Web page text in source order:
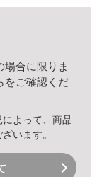
場合に限りま
をご確認くだ
よって、商品
います。